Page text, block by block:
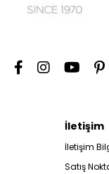
İletişim
İletişim
Satış